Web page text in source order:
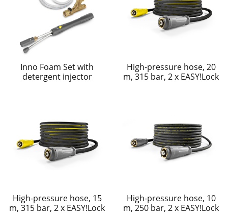
Inno Foam Set with
detergent injector
High-pressure hose, 20
m, 315 bar, 2 x EASY!Lock
High-pressure hose, 15
m, 315 bar, 2 x EASY!Lock
High-pressure hose, 10
m, 250 bar, 2 x EASY!Lock